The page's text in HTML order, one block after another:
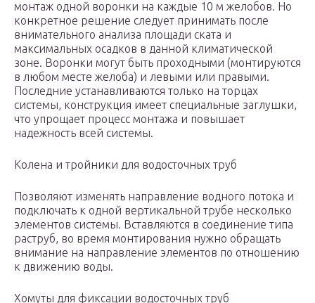
монтаж одной воронки на каждые 10 м желобов. Но
конкретное решение следует принимать после
внимательного анализа площади ската и
максимальных осадков в данной климатической
зоне. Воронки могут быть проходными (монтируются
в любом месте желоба) и левыми или правыми.
Последние устанавливаются только на торцах
системы, конструкция имеет специальные заглушки,
что упрощает процесс монтажа и повышает
надежность всей системы.
Колена и тройники для водосточных труб
Позволяют изменять направление водного потока и
подключать к одной вертикальной трубе несколько
элементов системы. Вставляются в соединение типа
раструб, во время монтирования нужно обращать
внимание на направление элементов по отношению
к движению воды.
Хомуты для фиксации водосточных труб